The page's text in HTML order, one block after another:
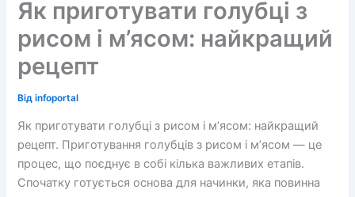
Як приготувати голубці з
рисом і м’ясом: найкращий
рецепт
Відinfoportal
Як приготувати голубці з рисом і м’ясом: найкращий
рецепт. Приготування голубців з рисом і м’ясом — це
процес, що поєднує в собі кілька важливих етапів.
Спочатку готується основа для начинки, яка повинна